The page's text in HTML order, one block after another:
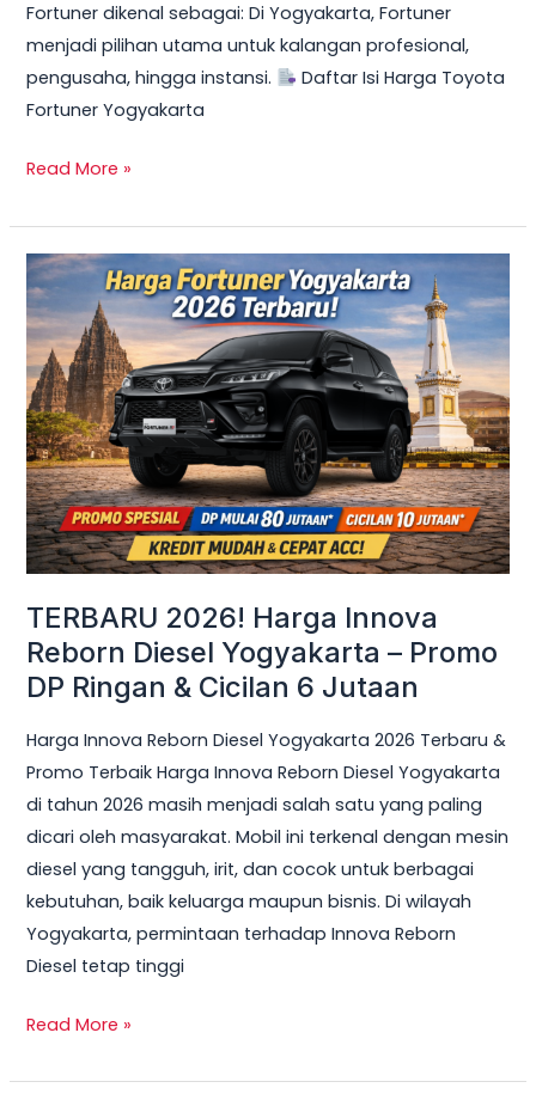
Fortuner dikenal sebagai: Di Yogyakarta, Fortuner
menjadi pilihan utama untuk kalangan profesional,
pengusaha, hingga instansi.
Daftar Isi Harga Toyota
Fortuner Yogyakarta
Cicilan
Mulai
10
Jutaan
Read More »
TERBARU 2026! Harga Innova
Reborn Diesel Yogyakarta – Promo
DP Ringan & Cicilan 6 Jutaan
Harga Innova Reborn Diesel Yogyakarta 2026 Terbaru &
Promo Terbaik Harga Innova Reborn Diesel Yogyakarta
di tahun 2026 masih menjadi salah satu yang paling
dicari oleh masyarakat. Mobil ini terkenal dengan mesin
diesel yang tangguh, irit, dan cocok untuk berbagai
kebutuhan, baik keluarga maupun bisnis. Di wilayah
Yogyakarta, permintaan terhadap Innova Reborn
Diesel tetap tinggi
TERBARU
2026!
Harga
Innova
Reborn
Diesel
Yogyakarta
–
Promo
DP
&
Cicilan
6
Read More »